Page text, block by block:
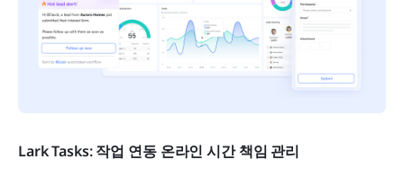
Lark Tasks: 작업 연동 온라인 시간 책임 관리